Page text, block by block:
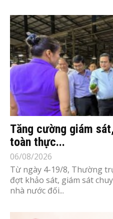
Tăng cường giám
toàn thực...
06/08/2026
Từ ngày 4-19/8, Thường
đợt khảo sát, giám sát
nhà nước đối...